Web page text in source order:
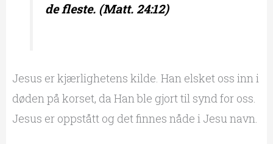
de fleste. (Matt. 24:12)
Jesus er kjærlighetens kilde. Han elsket oss inn i
døden på korset, da Han ble gjort til synd for oss.
Jesus er oppstått og det finnes nåde i Jesu navn.